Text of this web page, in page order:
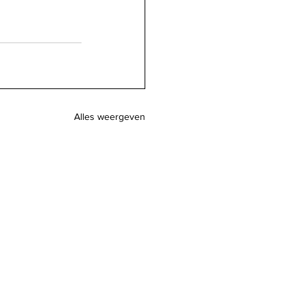
Alles weergeven